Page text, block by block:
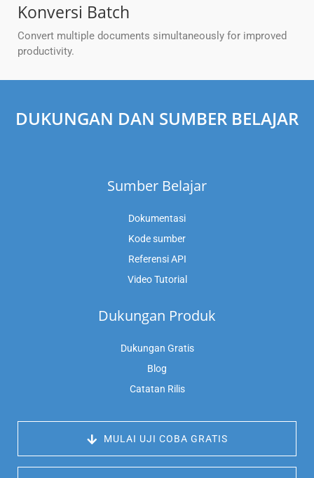
Konversi Batch
Convert multiple documents simultaneously for improved
productivity.
DUKUNGAN DAN SUMBER BELAJAR
Sumber Belajar
Dokumentasi
Kode sumber
Referensi API
Video Tutorial
Dukungan Produk
Dukungan Gratis
Blog
Catatan Rilis
MULAI UJI COBA GRATIS